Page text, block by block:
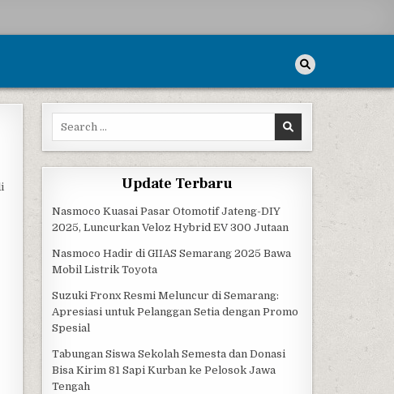
BUDAYA TBRS
Search for:
Update Terbaru
Nasmoco Kuasai Pasar Otomotif Jateng-DIY
2025, Luncurkan Veloz Hybrid EV 300 Jutaan
Nasmoco Hadir di GIIAS Semarang 2025 Bawa
Mobil Listrik Toyota
Suzuki Fronx Resmi Meluncur di Semarang:
Apresiasi untuk Pelanggan Setia dengan Promo
Spesial
Tabungan Siswa Sekolah Semesta dan Donasi
Bisa Kirim 81 Sapi Kurban ke Pelosok Jawa
Tengah